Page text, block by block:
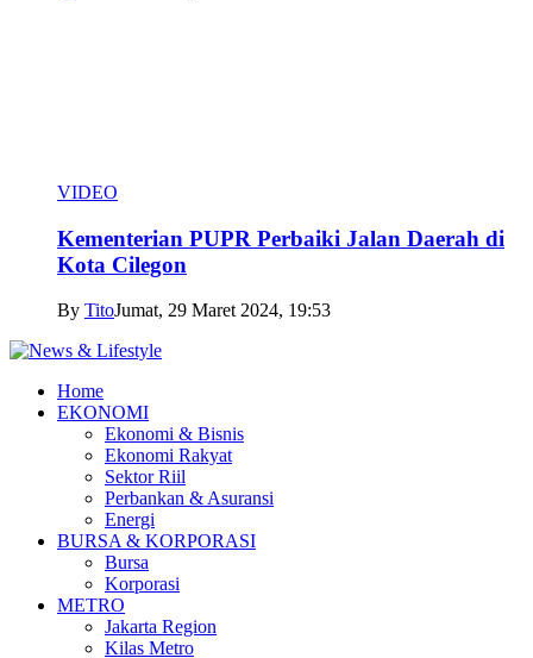
VIDEO
Kementerian PUPR Perbaiki Jalan Daerah di
Kota Cilegon
By TitoJumat, 29 Maret 2024, 19:53
Home
EKONOMI
Ekonomi & Bisnis
Ekonomi Rakyat
Sektor Riil
Perbankan & Asuransi
Energi
BURSA & KORPORASI
Bursa
Korporasi
METRO
Jakarta Region
Kilas Metro